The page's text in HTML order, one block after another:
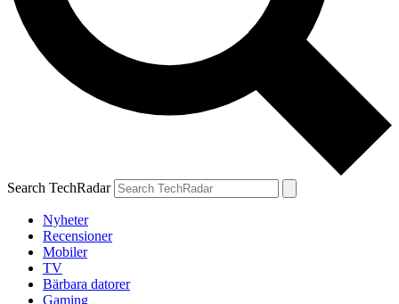
Search TechRadar
Nyheter
Recensioner
Mobiler
TV
Bärbara datorer
Gaming